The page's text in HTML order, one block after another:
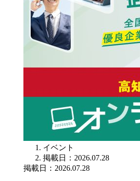
イベント
掲載日：2026.07.28
掲載日：2026.07.28